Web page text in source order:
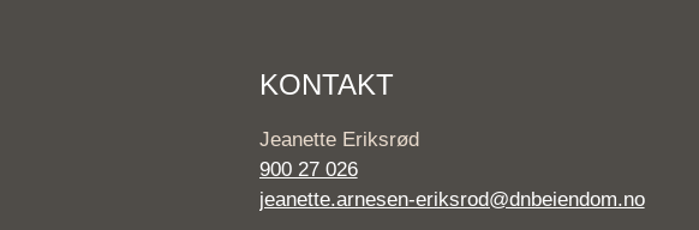
KONTAKT
Jeanette Eriksrød
900 27 026
jeanette.arnesen-eriksrod@dnbeiendom.no